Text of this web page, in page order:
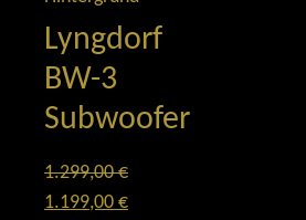
Lyngdorf
BW-3
Subwoofer
1.299,00€
1.199,00 €